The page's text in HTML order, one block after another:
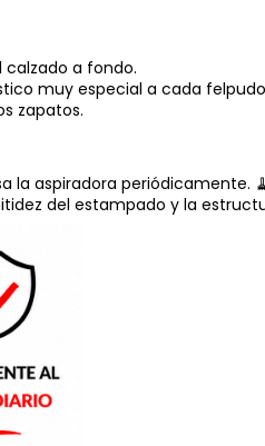
calzado a fondo.
muy especial a cada
zapatos.
la aspiradora periódicamente.
del estampado y la